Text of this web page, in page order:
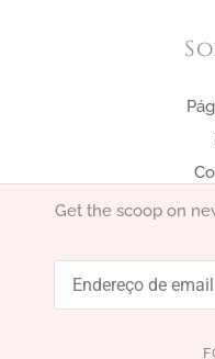
Get the scoop on